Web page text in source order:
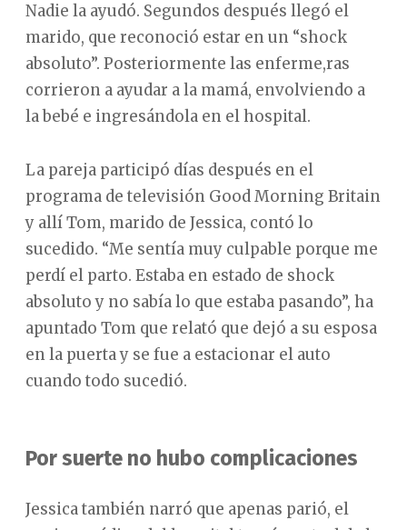
Nadie la ayudó. Segundos después llegó el
marido, que reconoció estar en un “shock
absoluto”. Posteriormente las enferme,ras
corrieron a ayudar a la mamá, envolviendo a
la bebé e ingresándola en el hospital.
La pareja participó días después en el
programa de televisión Good Morning Britain
y allí Tom, marido de Jessica, contó lo
sucedido. “Me sentía muy culpable porque me
perdí el parto. Estaba en estado de shock
absoluto y no sabía lo que estaba pasando”, ha
apuntado Tom que relató que dejó a su esposa
en la puerta y se fue a estacionar el auto
cuando todo sucedió.
Por suerte no hubo complicaciones
Jessica también narró que apenas parió, el